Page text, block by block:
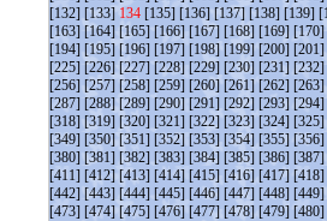
[132] [133] 134 [135] [136] [137] [138] [139]
[163] [164] [165] [166] [167] [168] [169] [170]
[194] [195] [196] [197] [198] [199] [200] [201]
[225] [226] [227] [228] [229] [230] [231] [232]
[256] [257] [258] [259] [260] [261] [262] [263]
[287] [288] [289] [290] [291] [292] [293] [294]
[318] [319] [320] [321] [322] [323] [324] [325]
[349] [350] [351] [352] [353] [354] [355] [356]
[380] [381] [382] [383] [384] [385] [386] [387]
[411] [412] [413] [414] [415] [416] [417] [418]
[442] [443] [444] [445] [446] [447] [448] [449]
[473] [474] [475] [476] [477] [478] [479] [480]